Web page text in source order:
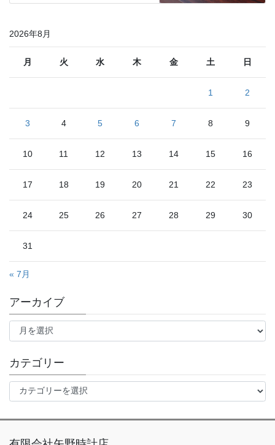
2026年8月
月 火 水 木 金 土 日
1 2
3 4 5 6 7 8 9
10 11 12 13 14 15 16
17 18 19 20 21 22 23
24 25 26 27 28 29 30
31
« 7月
アーカイブ
ア
イ
カテゴリー
テ
ー